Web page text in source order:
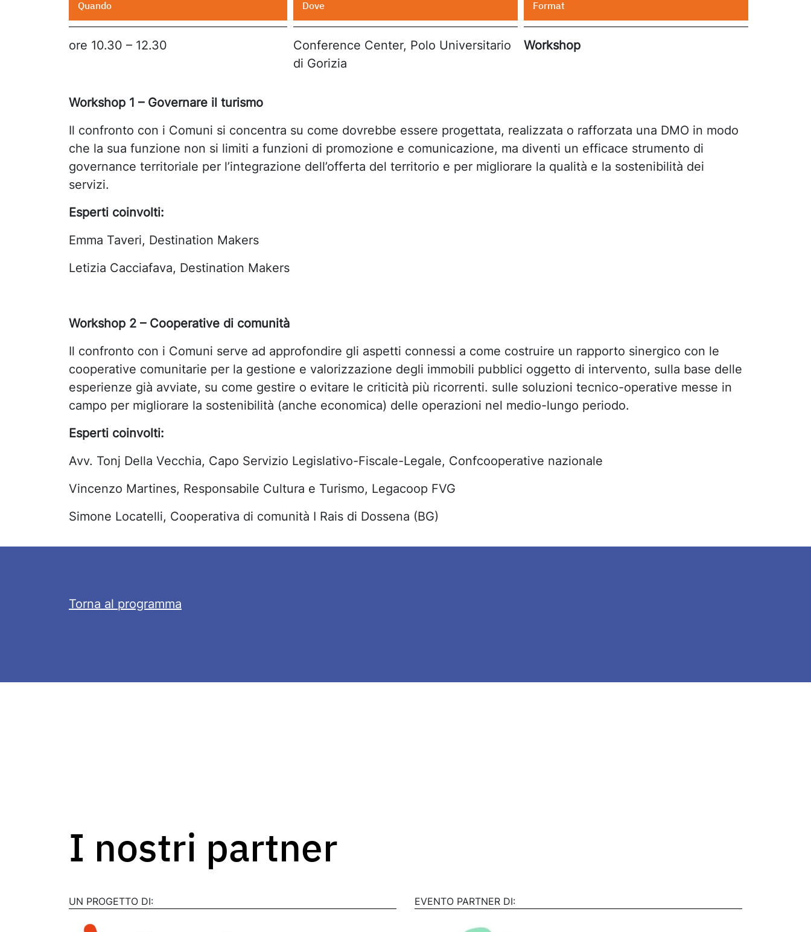
Quando
ore 10.30 – 12.30
Dove
Conference Center, Polo Universitario
di Gorizia
Format
Workshop
Workshop 1 – Governare il turismo
Il confronto con i Comuni si concentra su come dovrebbe essere progettata, realizzata o rafforzata una DMO in modo
che la sua funzione non si limiti a funzioni di promozione e comunicazione, ma diventi un efficace strumento di
governance territoriale per l’integrazione dell’offerta del territorio e per migliorare la qualità e la sostenibilità dei
servizi.
Esperti coinvolti:
Emma Taveri, Destination Makers
Letizia Cacciafava, Destination Makers
Workshop 2 – Cooperative di comunità
Il confronto con i Comuni serve ad approfondire gli aspetti connessi a come costruire un rapporto sinergico con le
cooperative comunitarie per la gestione e valorizzazione degli immobili pubblici oggetto di intervento, sulla base delle
esperienze già avviate, su come gestire o evitare le criticità più ricorrenti. sulle soluzioni tecnico-operative messe in
campo per migliorare la sostenibilità (anche economica) delle operazioni nel medio-lungo periodo.
Esperti coinvolti:
Avv. Tonj Della Vecchia, Capo Servizio Legislativo-Fiscale-Legale, Confcooperative nazionale
Vincenzo Martines, Responsabile Cultura e Turismo, Legacoop FVG
Simone Locatelli, Cooperativa di comunità I Rais di Dossena (BG)
Torna al programma
I nostri partner
UN PROGETTO DI: EVENTO PARTNER DI: